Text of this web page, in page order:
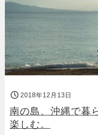
2018年12月13日
南の島、沖縄で暮
楽しむ。